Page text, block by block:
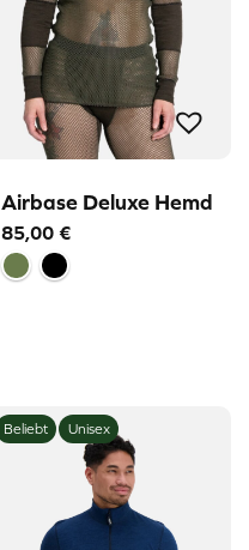
Airbase Deluxe Hemd
85,00 €
Beliebt Unisex